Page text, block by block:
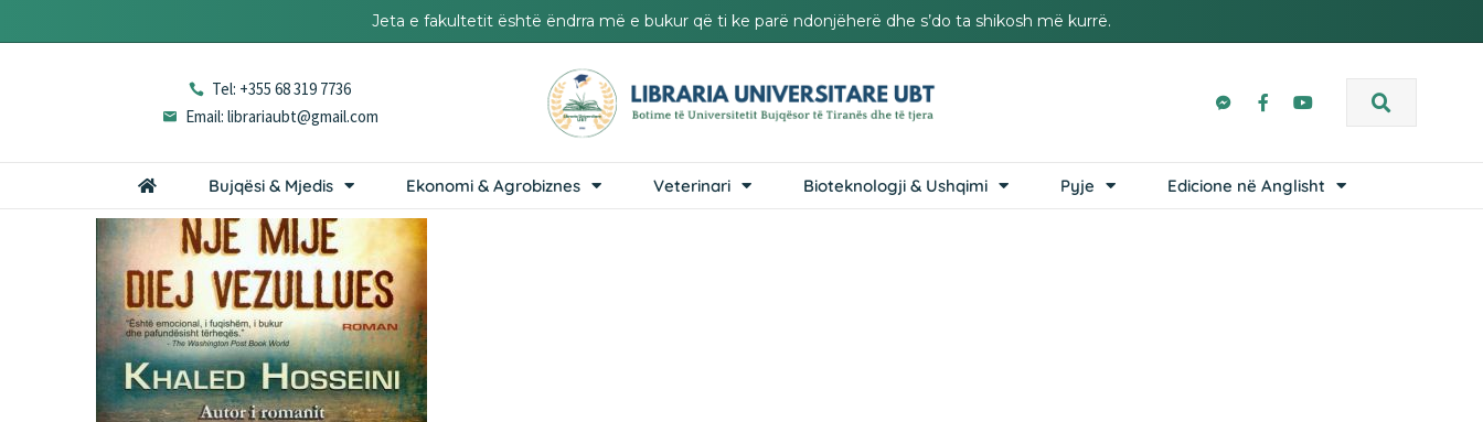
Jeta e fakultetit është ëndrra më e bukur që ti ke parë ndonjëherë dhe s’do ta shikosh më kurrë.
Tel: +355 68 319 7736
Email: librariaubt@gmail.com
Bujqësi & Mjedis Ekonomi & Agrobiznes Veterinari Bioteknologji & Ushqimi Pyje Edicione në Anglisht